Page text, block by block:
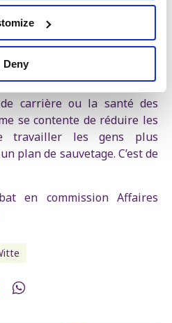
Deny
nationale le 12 mars.
l'argent et le vieillissement
un défi majeur. Personne
De Witte. Mais au lieu de
faisable, de meilleurs
carrière ou la santé des
se contente de réduire les
travailler les gens plus
plan de sauvetage. C’est de
en commission Affaires